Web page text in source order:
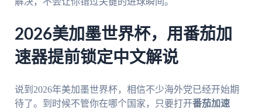
2026美加墨世界杯，用番茄加
速器提前锁定中文解说
说到2026年美加墨世界杯，相信不少海外党已经开始期
待了。到时候不管你在哪个国家，只要打开番茄加速